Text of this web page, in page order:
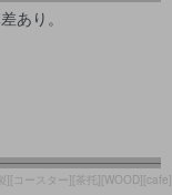
あり。
][コースター][茶托][WOOD][cafe]